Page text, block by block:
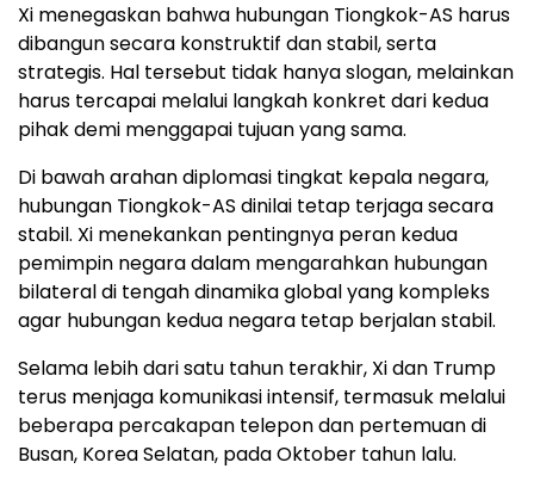
Xi menegaskan bahwa hubungan Tiongkok-AS harus
dibangun secara konstruktif dan stabil, serta
strategis. Hal tersebut tidak hanya slogan, melainkan
harus tercapai melalui langkah konkret dari kedua
pihak demi menggapai tujuan yang sama.
Di bawah arahan diplomasi tingkat kepala negara,
hubungan Tiongkok-AS dinilai tetap terjaga secara
stabil. Xi menekankan pentingnya peran kedua
pemimpin negara dalam mengarahkan hubungan
bilateral di tengah dinamika global yang kompleks
agar hubungan kedua negara tetap berjalan stabil.
Selama lebih dari satu tahun terakhir, Xi dan Trump
terus menjaga komunikasi intensif, termasuk melalui
beberapa percakapan telepon dan pertemuan di
Busan, Korea Selatan, pada Oktober tahun lalu.